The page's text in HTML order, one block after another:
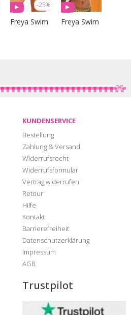
-25%
Freya Swim Freya Swim
KUNDENSERVICE
Bestellung
Zahlung & Versand
Widerrufsrecht
Widerrufsformular
Vertrag widerrufen
Retour
Hilfe
Kontakt
Barrierefreiheit
Datenschutzerklärung
Impressum
AGB
Trustpilot